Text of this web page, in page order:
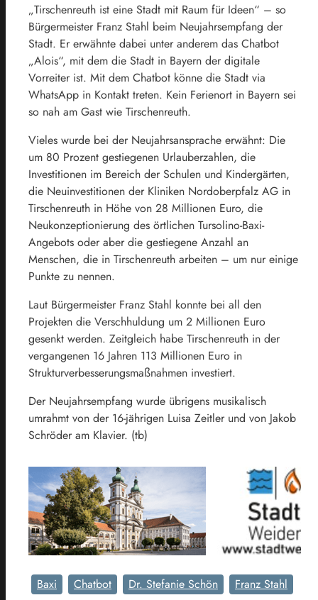
„Tirschenreuth ist eine Stadt mit Raum für Ideen“ – so
Bürgermeister Franz Stahl beim Neujahrsempfang der
Stadt. Er erwähnte dabei unter anderem das Chatbot
„Alois“, mit dem die Stadt in Bayern der digitale
Vorreiter ist. Mit dem Chatbot könne die Stadt via
WhatsApp in Kontakt treten. Kein Ferienort in Bayern sei
so nah am Gast wie Tirschenreuth.
Vieles wurde bei der Neujahrsansprache erwähnt: Die
um 80 Prozent gestiegenen Urlauberzahlen, die
Investitionen im Bereich der Schulen und Kindergärten,
die Neuinvestitionen der Kliniken Nordoberpfalz AG in
Tirschenreuth in Höhe von 28 Millionen Euro, die
Neukonzeptionierung des örtlichen Tursolino-Baxi-
Angebots oder aber die gestiegene Anzahl an
Menschen, die in Tirschenreuth arbeiten – um nur einige
Punkte zu nennen.
Laut Bürgermeister Franz Stahl konnte bei all den
Projekten die Verschhuldung um 2 Millionen Euro
gesenkt werden. Zeitgleich habe Tirschenreuth in der
vergangenen 16 Jahren 113 Millionen Euro in
Strukturverbesserungsmaßnahmen investiert.
Der Neujahrsempfang wurde übrigens musikalisch
umrahmt von der 16-jährigen Luisa Zeitler und von Jakob
Schröder am Klavier. (tb)
Baxi Chatbot Dr. Stefanie Schön
Franz Stahl